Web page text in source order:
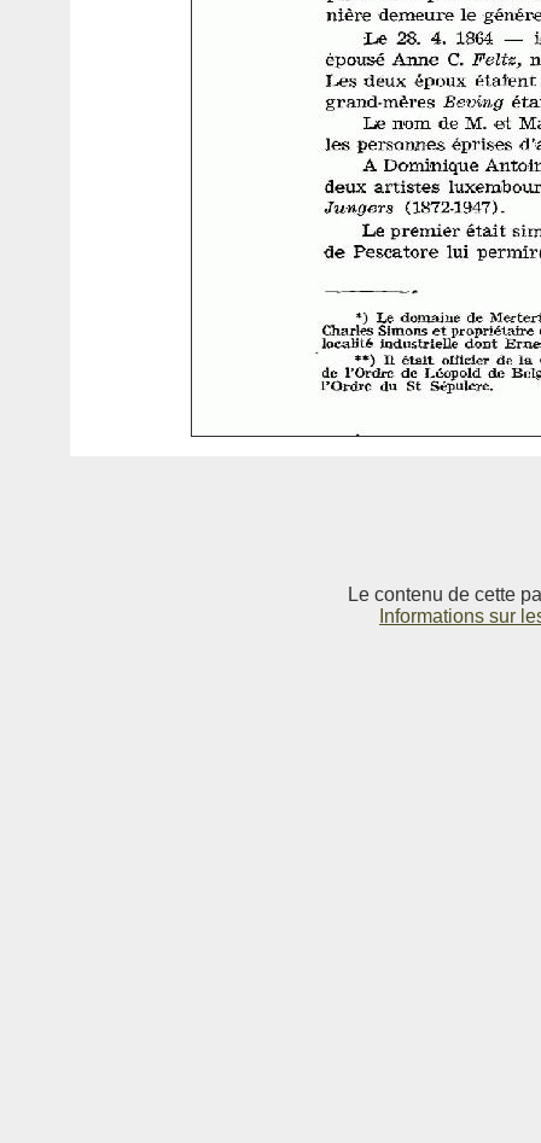
Le contenu de cette
Informations sur